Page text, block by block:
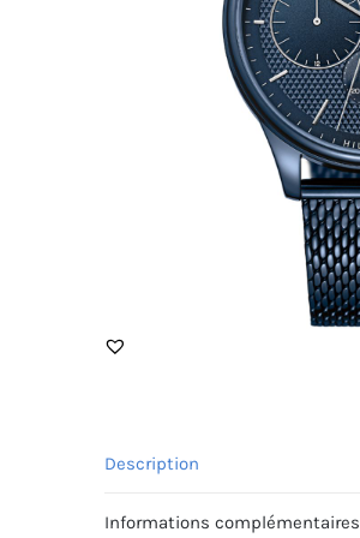
Description
Informations complémentaires